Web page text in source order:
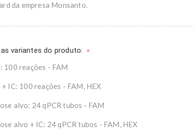
da empresa Monsanto.
variantes do produto: *
100 reações - FAM
IC: 100 reações - FAM, HEX
alvo: 24 qPCR tubos - FAM
alvo + IC: 24 qPCR tubos - FAM, HEX